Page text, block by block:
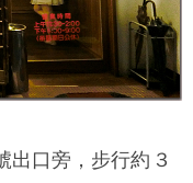
出口旁，步行約 3